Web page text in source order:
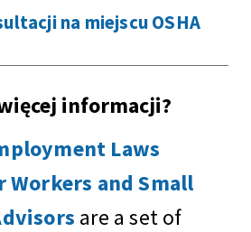
na miejscu OSHA
informacji?
Laws
Workers and Small
are a set of